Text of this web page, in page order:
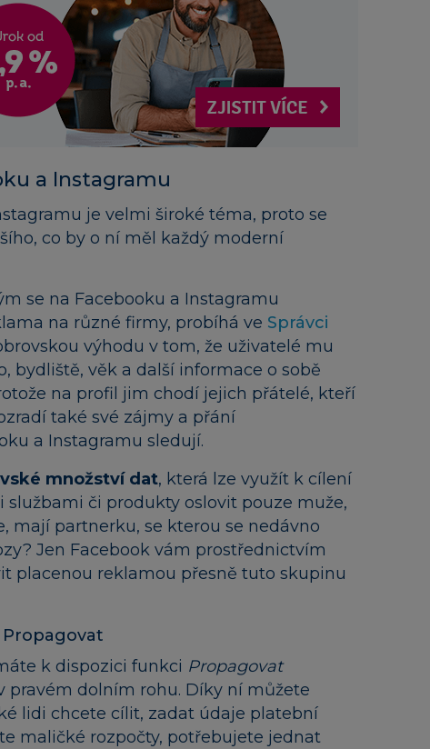
a Instagramu
je velmi široké téma, proto se
co by o ní měl každý moderní
se na Facebooku a Instagramu
na různé firmy, probíhá ve Správci
výhodu v tom, že uživatelé mu
bydliště, věk a další informace o sobě
na profil jim chodí jejich přátelé, kteří
také své zájmy a přání
a Instagramu sledují.
množství dat, která lze využít k cílení
či produkty oslovit pouze muže,
mají partnerku, se kterou se nedávno
Jen Facebook vám prostřednictvím
placenou reklamou přesně tuto skupinu
k dispozici funkci Propagovat
pravém dolním rohu. Díky ní můžete
lidi chcete cílit, zadat údaje platební
maličké rozpočty, potřebujete jednat